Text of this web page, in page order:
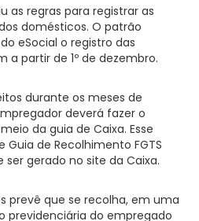
as regras para registrar as
domésticos. O patrão
eSocial o registro das
a partir de 1º de dezembro.
durante os meses de
deverá fazer o
da guia de Caixa. Esse
de Recolhimento FGTS
gerado no site da Caixa.
prevê que se recolha, em uma
previdenciária do empregado